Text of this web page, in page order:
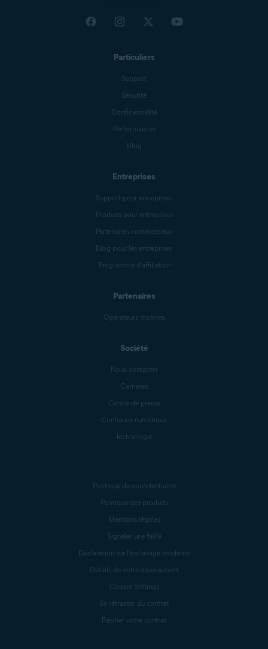
Particuliers
Support
Sécurité
Confidentialité
Performances
Blog
Entreprises
Support pour entreprises
Produits pour entreprises
Partenaires commerciaux
Blog pour les entreprises
Programme d’affiliation
Partenaires
Opérateurs mobiles
Société
Nous contacter
Carrières
Centre de presse
Confiance numérique
Technologie
Politique de confidentialité
Politique des produits
Mentions légales
Signaler une faille
Déclaration sur l’esclavage moderne
Détails de votre abonnement
Cookie Settings
Se rétracter du contrat
Résilier votre contrat